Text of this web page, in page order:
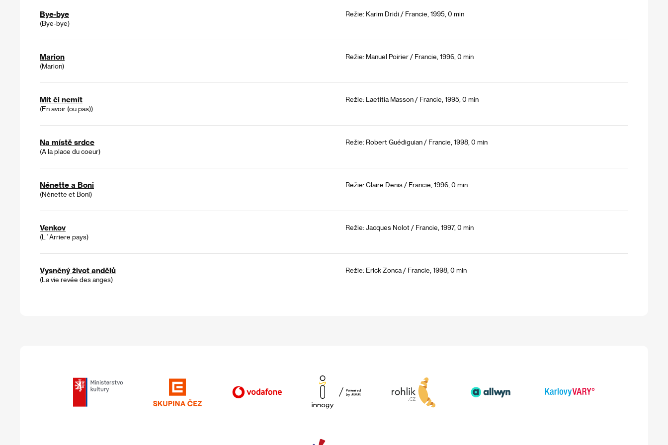
Bye-bye
(Bye-bye)
Režie: Karim Dridi / Francie, 1995, 0 min
Marion
(Marion)
Režie: Manuel Poirier / Francie, 1996, 0 min
Mít či nemít
(En avoir (ou pas))
Režie: Laetitia Masson / Francie, 1995, 0 min
Na místě srdce
(A la place du coeur)
Režie: Robert Guédiguian / Francie, 1998, 0 min
Nénette a Boni
(Nénette et Boni)
Režie: Claire Denis / Francie, 1996, 0 min
Venkov
(L´Arriere pays)
Režie: Jacques Nolot / Francie, 1997, 0 min
Vysněný život andělů
(La vie revée des anges)
Režie: Erick Zonca / Francie, 1998, 0 min